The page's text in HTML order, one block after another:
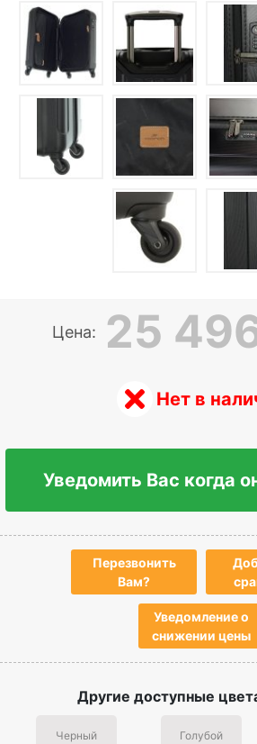
Цена: 25
Нет в
Уведомить Вас когда
Перезвонить
Вам?
Уведомление о
снижении цены
Другие доступные
Черный Голубой